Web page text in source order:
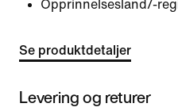
Opprinnelsesland/-
Se produktdetaljer
Levering og returer